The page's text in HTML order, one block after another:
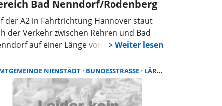
Bad Nenndorf/Rodenberg
der A2 in Fahrtrichtung Hannover staut
der Verkehr zwischen Rehren und Bad
auf einer Länge von elf Kilometern.
vorsichtig fahren, um Unfälle zu
GGMBH
NIENSTÄDT BUNDESSTRASSE LÄRMAKTIONSPLAN